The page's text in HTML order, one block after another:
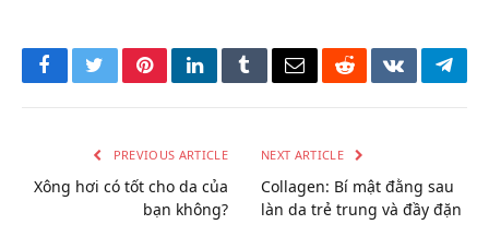
FacebookTwitterPinterestLinkedInTumblrEmailRedditVKontakte
PREVIOUS ARTICLE
Xông hơi có tốt cho da của
bạn không?
NEXT ARTICLE
Collagen: Bí mật đằng sau
làn da trẻ trung và đầy đặn